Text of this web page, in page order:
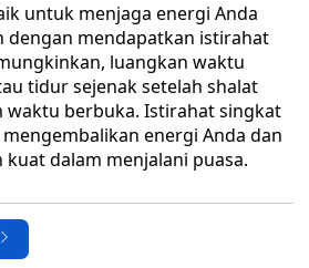
untuk menjaga energi Anda
dengan mendapatkan istirahat
luangkan waktu
tidur sejenak setelah shalat
waktu berbuka. Istirahat singkat
energi Anda dan
dalam menjalani puasa.